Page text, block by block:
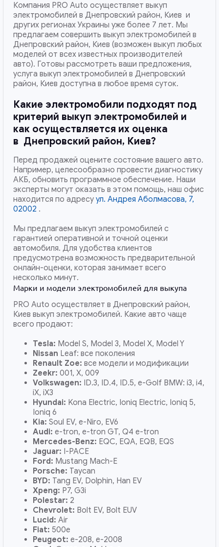
Компания PRO Auto осуществляет выкуп
электромобилей в Днепровский район, Киев и
других регионах Украины уже более 7 лет. Мы
предлагаем совершить выкуп электромобилей в
Днепровский район, Киев (возможен выкуп любых
моделей от всех известных производителей
авто). Готовы рассмотреть ваши предложения,
услуга выкуп электромобилей в Днепровский
район, Киев доступна в любое время суток.
Какие электромобили подходят под
критерий выкуп электромобилей и
как осуществляется их оценка
в Днепровский район, Киев?
Перед продажей оцените состояние вашего авто.
Например, целесообразно провести диагностику
АКБ, обновить программное обеспечение. Наши
эксперты могут оказать в этом помощь, наш офис
находится по адресу ул. Андрея Аболмасова, 7,
02002 .
Мы предлагаем выкуп электромобилей с
гарантией оперативной и точной оценки
автомобиля. Для удобства клиентов
предусмотрена возможность предварительной
онлайн-оценки, которая занимает всего
несколько минут.
Марки и модели электромобилей для выкупа
PRO Auto осуществляет в Днепровский район,
Киев выкуп электромобилей. Какие авто чаще
всего продают:
Tesla: Model S, Model 3, Model X, Model Y
Nissan Leaf: все поколения
Renault Zoe:все модели и модификации
Zeekr:001, X, 009
Volkswagen: ID.3, ID.4, ID.5, e-Golf BMW: i3, i4,
iX, iX3
Hyundai: Kona Electric, Ioniq Electric, Ioniq 5,
Ioniq 6
Kia: Soul EV, e-Niro, EV6
Audi:e-tron, e-tron GT, Q4 e-tron
Mercedes-Benz: EQC, EQA, EQB, EQS
Jaguar: I-PACE
Ford: Mustang Mach-E
Porsche: Taycan
BYD: Tang EV, Dolphin, Han EV
Xpeng: P7, G3i
Polestar: 2
Chevrolet: Bolt EV, Bolt EUV
Lucid:Air
Fiat: 500e
Peugeot:e-208, e-2008